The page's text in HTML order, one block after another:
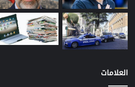
معادن
موازنة
نفط
اتصالات
العلامات